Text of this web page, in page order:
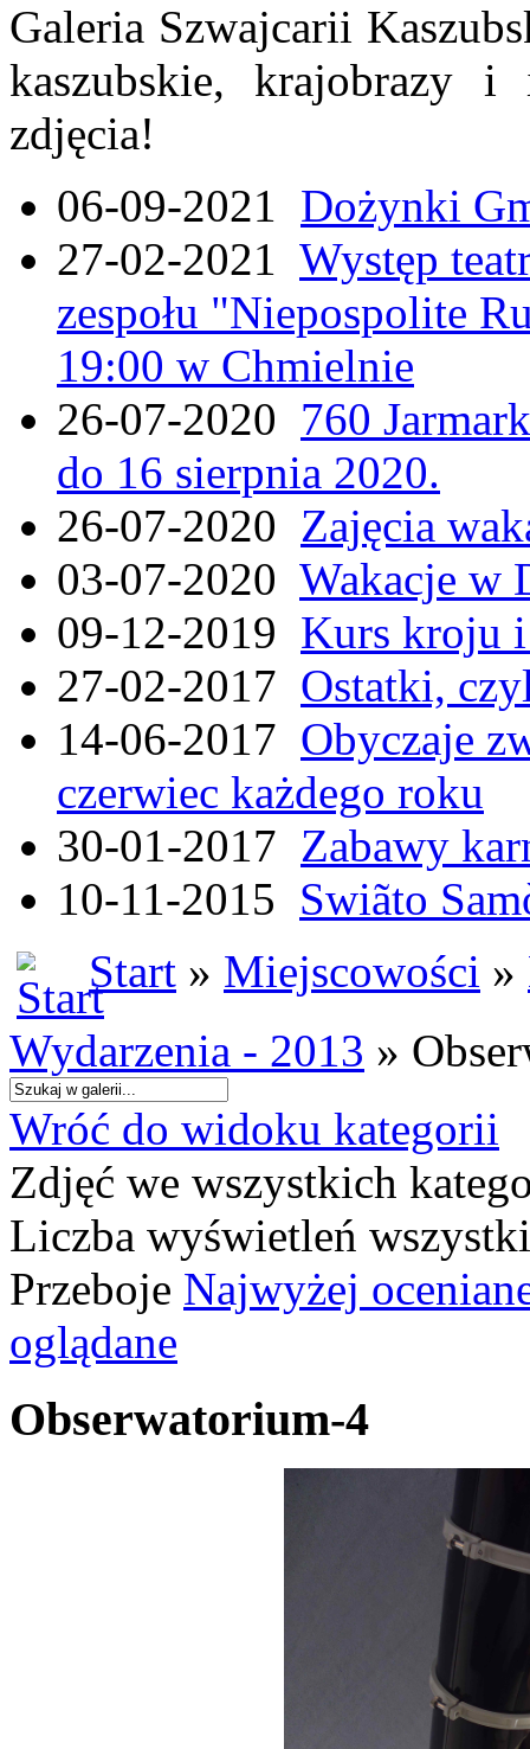
Galeria Szwajcarii
kaszubskie, krajobrazy
zdjęcia!
06-09-2021 Dożynki
27-02-2021 Występ
zespołu "Niepospolite
19:00 w Chmielnie
26-07-2020 760
do 16 sierpnia 2020.
26-07-2020 Zajęcia
03-07-2020 Wakacje w
09-12-2019 Kurs kroju i
27-02-2017 Ostatki,
14-06-2017 Obyczaje
czerwiec każdego roku
30-01-2017 Zabawy
10-11-2015 Swiãto
Start » Miejscowości »
Wydarzenia - 2013 »
Wróć do widoku kategorii
Zdjęć we wszystkich
Liczba wyświetleń
Przeboje Najwyżej
oglądane
Obserwatorium-4